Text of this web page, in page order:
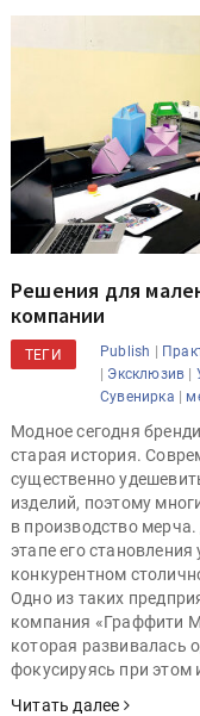
Решения для
компании
ТЕГИ Publish |
| Эксклюзив |
Сувенирка |
Модное сегодня
старая история.
существенно
изделий, поэтому
в производство
этапе его
конкурентном
Одно из таких
компания «Граффити
которая развивалась
фокусируясь при этом
Читать далее